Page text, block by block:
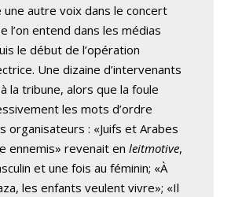
autre voix dans le concert
l’on entend dans les médias
le début de l’opération
Une dizaine d’intervenants
la tribune, alors que la foule
les mots d’ordre
organisateurs : «Juifs et Arabes
ennemis» revenait enleitmotive,
et une fois au féminin; «À
les enfants veulent vivre»; «Il